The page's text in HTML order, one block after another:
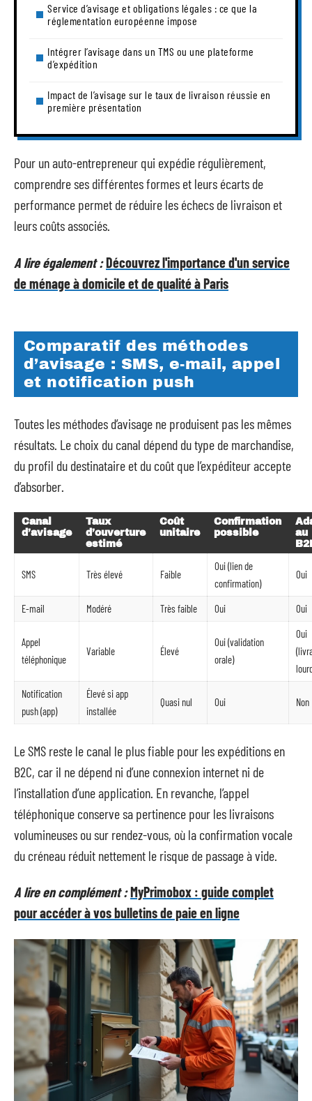
Service d’avisage et obligations légales : ce que la
réglementation européenne impose
Intégrer l’avisage dans un TMS ou une plateforme
d’expédition
Impact de l’avisage sur le taux de livraison réussie en
première présentation
Pour un auto-entrepreneur qui expédie régulièrement,
comprendre ses différentes formes et leurs écarts de
performance permet de réduire les échecs de livraison et
leurs coûts associés.
A lire également :Découvrez l'importance d'un service
de ménage à domicile et de qualité à Paris
Comparatif des méthodes
d’avisage : SMS, e-mail, appel
et notification push
Toutes les méthodes d’avisage ne produisent pas les mêmes
résultats. Le choix du canal dépend du type de marchandise,
du profil du destinataire et du coût que l’expéditeur accepte
d’absorber.
Canal
d’avisage
Taux
d’ouverture
estimé
Coût
unitaire
Confirmation
possible
au
SMS Très élevé Faible
Oui (lien de
confirmation)
Oui
E-mail Modéré Très faible Oui Oui
Appel
téléphonique
Variable Élevé
Oui (validation
orale)
Oui
Notification
push (app)
Élevé si app
installée
Quasi nul Oui Non
Le SMS reste le canal le plus fiable pour les expéditions en
B2C, car il ne dépend ni d’une connexion internet ni de
l’installation d’une application. En revanche, l’appel
téléphonique conserve sa pertinence pour les livraisons
volumineuses ou sur rendez-vous, où la confirmation vocale
du créneau réduit nettement le risque de passage à vide.
A lire en complément :MyPrimobox : guide complet
pour accéder à vos bulletins de paie en ligne